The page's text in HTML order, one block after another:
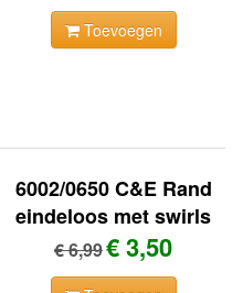
Toevoegen
6002/0650 C&E Rand
eindeloos met swirls
€ 6,99€ 3,50